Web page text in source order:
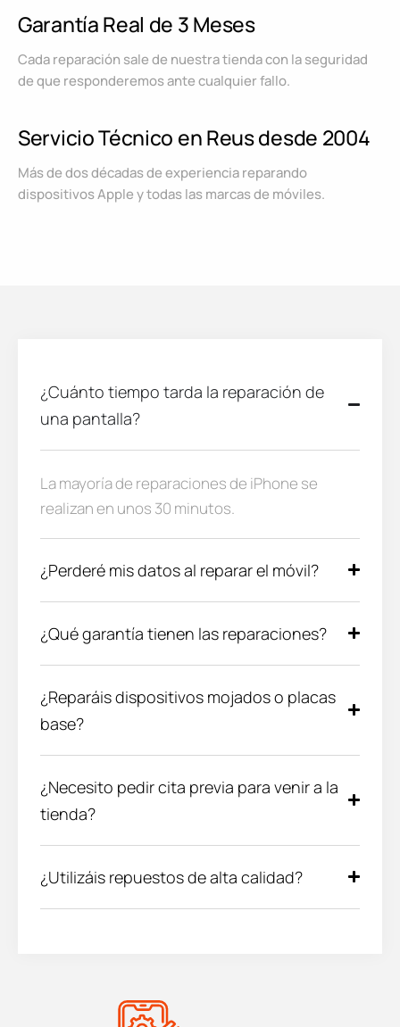
Garantía Real de 3 Meses
Cada reparación sale de nuestra tienda con la seguridad
de que responderemos ante cualquier fallo.
Servicio Técnico en Reus desde 2004
Más de dos décadas de experiencia reparando
dispositivos Apple y todas las marcas de móviles.
¿Cuánto tiempo tarda la reparación de
una pantalla?
La mayoría de reparaciones de iPhone se
realizan en unos 30 minutos.
¿Perderé mis datos al reparar el móvil?
¿Qué garantía tienen las reparaciones?
¿Reparáis dispositivos mojados o placas
base?
¿Necesito pedir cita previa para venir a la
tienda?
¿Utilizáis repuestos de alta calidad?